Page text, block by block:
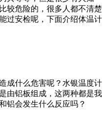
较危险的，很多人都不清楚
过安检呢，下面介绍体温计
成什么危害呢？水银温度计
由铝板组成，这两种都是我
铝会发生什么反应吗？